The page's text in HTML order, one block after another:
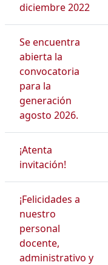
diciembre 2022
Se encuentra
abierta la
convocatoria
para la
generación
agosto 2026.
¡Atenta
invitación!
¡Felicidades a
nuestro
personal
docente,
administrativo y